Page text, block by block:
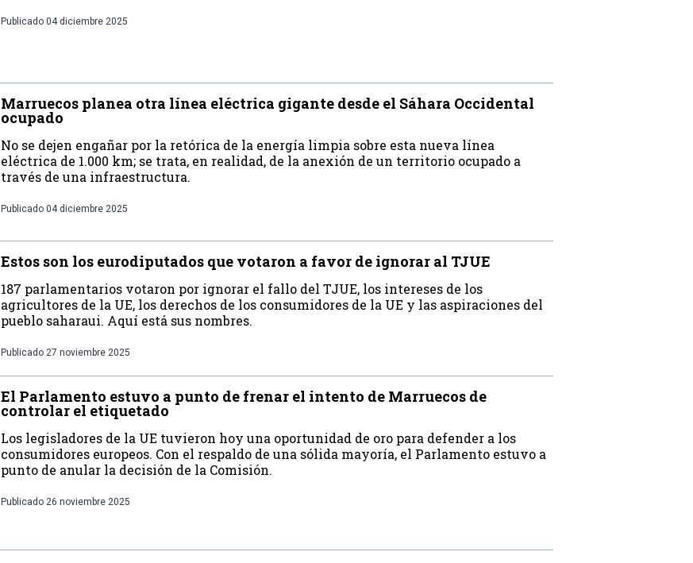
Publicado 04 diciembre 2025
Marruecos planea otra línea eléctrica gigante desde el Sáhara Occidental
ocupado
No se dejen engañar por la retórica de la energía limpia sobre esta nueva línea
eléctrica de 1.000 km; se trata, en realidad, de la anexión de un territorio ocupado a
través de una infraestructura.
Publicado 04 diciembre 2025
Estos son los eurodiputados que votaron a favor de ignorar al TJUE
187 parlamentarios votaron por ignorar el fallo del TJUE, los intereses de los
agricultores de la UE, los derechos de los consumidores de la UE y las aspiraciones del
pueblo saharaui. Aquí está sus nombres.
Publicado 27 noviembre 2025
El Parlamento estuvo a punto de frenar el intento de Marruecos de
controlar el etiquetado
Los legisladores de la UE tuvieron hoy una oportunidad de oro para defender a los
consumidores europeos. Con el respaldo de una sólida mayoría, el Parlamento estuvo a
punto de anular la decisión de la Comisión.
Publicado 26 noviembre 2025